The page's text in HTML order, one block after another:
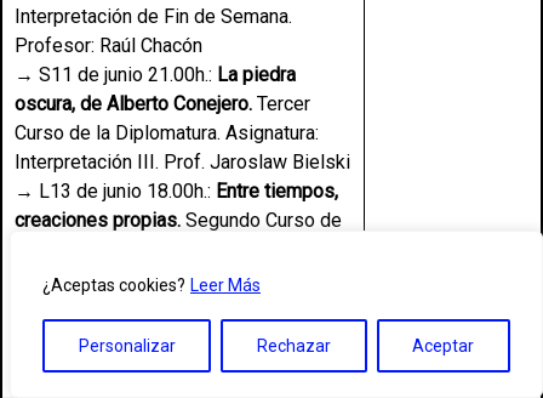
¿Aceptas cookies? Leer Más
Personalizar Rechazar Aceptar
Interpretación de Fin de Semana.
Profesor: Raúl Chacón
→ S11 de junio 21.00h.: La piedra
oscura, de Alberto Conejero. Tercer
Curso de la Diplomatura. Asignatura:
Interpretación III. Prof. Jaroslaw Bielski
→ L13 de junio 18.00h.: Entre tiempos,
creaciones propias. Segundo Curso de
Escénica II. Prof. José Manuel Taracido
Triseries, creaciones propias. Primer
Curso de la Diplomatura. Asignatura: